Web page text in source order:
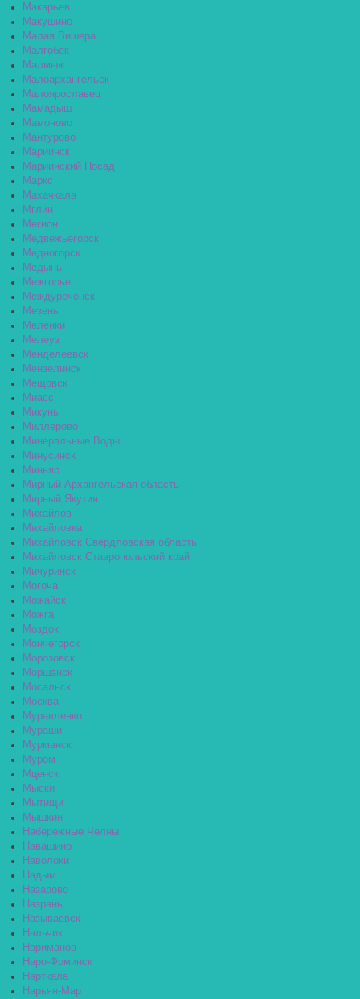
Макарьев
Макушино
Малая Вишера
Малгобек
Малмыж
Малоархангельск
Малоярославец
Мамадыш
Мамоново
Мантурово
Мариинск
Мариинский Посад
Маркс
Махачкала
Мглин
Мегион
Медвежьегорск
Медногорск
Медынь
Межгорье
Междуреченск
Мезень
Меленки
Мелеуз
Менделеевск
Мензелинск
Мещовск
Миасс
Микунь
Миллерово
Минеральные Воды
Минусинск
Миньяр
Мирный Архангельская область
Мирный Якутия
Михайлов
Михайловка
Михайловск Свердловская область
Михайловск Ставропольский край
Мичуринск
Могоча
Можайск
Можга
Моздок
Мончегорск
Морозовск
Моршанск
Мосальск
Москва
Муравленко
Мураши
Мурманск
Муром
Мценск
Мыски
Мытищи
Мышкин
Набережные Челны
Навашино
Наволоки
Надым
Назарово
Назрань
Называевск
Нальчик
Нариманов
Наро-Фоминск
Нарткала
Нарьян-Мар